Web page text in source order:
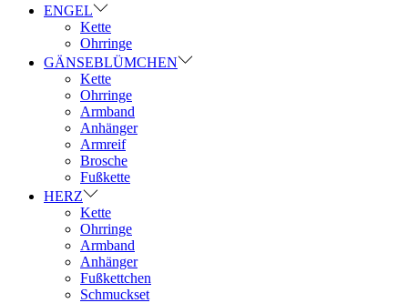
ENGEL
Kette
Ohrringe
GÄNSEBLÜMCHEN
Kette
Ohrringe
Armband
Anhänger
Armreif
Brosche
Fußkette
HERZ
Kette
Ohrringe
Armband
Anhänger
Fußkettchen
Schmuckset